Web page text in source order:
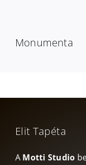
Monumenta
Elit Tapéta
A Motti Studio